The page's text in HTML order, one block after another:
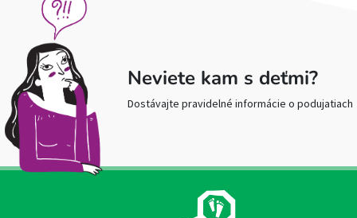
Neviete kam s deťmi?
Dostávajte pravidelné informácie o podujatiach